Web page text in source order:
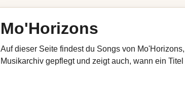
Mo'Horizons
Auf dieser Seite findest du Songs von
Musikarchiv gepflegt und zeigt auch, wann ein